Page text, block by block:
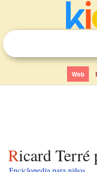
Web
Ricard
Enciclopedia para niños